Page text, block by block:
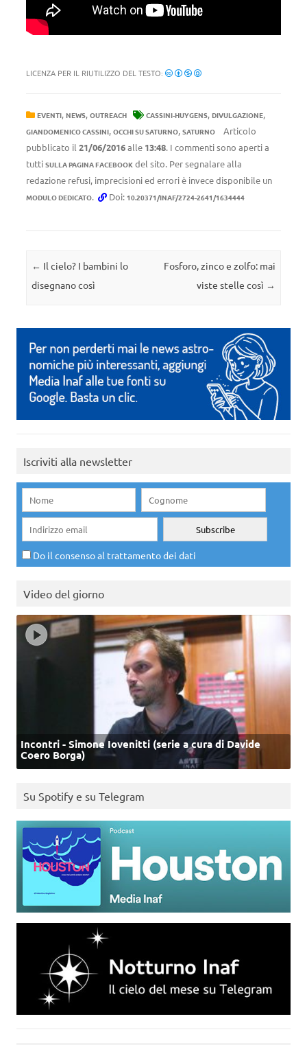
LICENZA PER IL RIUTILIZZO DEL TESTO:
EVENTI, NEWS, OUTREACH CASSINI-HUYGENS, DIVULGAZIONE,
GIANDOMENICO CASSINI, OCCHI SU SATURNO, SATURNO
Articolo
pubblicato il 21/06/2016alle 13:48. I commenti sono aperti a
tutti SULLA PAGINA FACEBOOK del sito. Per segnalare alla
redazione refusi, imprecisioni ed errori è invece disponibile un
MODULO DEDICATO. Doi: 10.20371/INAF/2724-2641/1634444
Navigazione articolo
← Il cielo? I bambini lo
disegnano così
Fosforo, zinco e zolfo: mai
viste stelle così →
Iscriviti alla newsletter
Do il consenso al trattamento dei dati
Video del giorno
Incontri - Simone Iovenitti (serie a cura di Davide
Coero Borga)
Su Spotify e su Telegram